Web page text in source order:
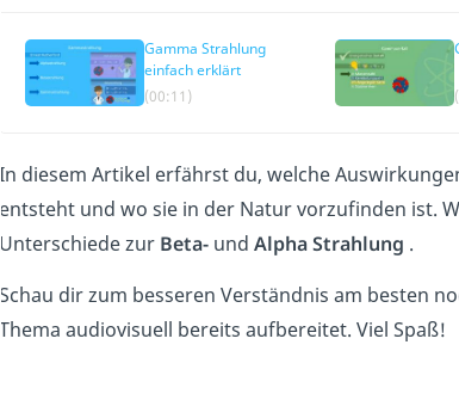
Gamma Strahlung
einfach erklärt
(00:11)
In diesem Artikel erfährst du, welche
entsteht und wo sie in der Natur vorzufinden ist.
Unterschiede zur Beta-und Alpha Strahlung .
Schau dir zum besseren Verständnis am besten
Thema audiovisuell bereits aufbereitet. Viel Spaß!